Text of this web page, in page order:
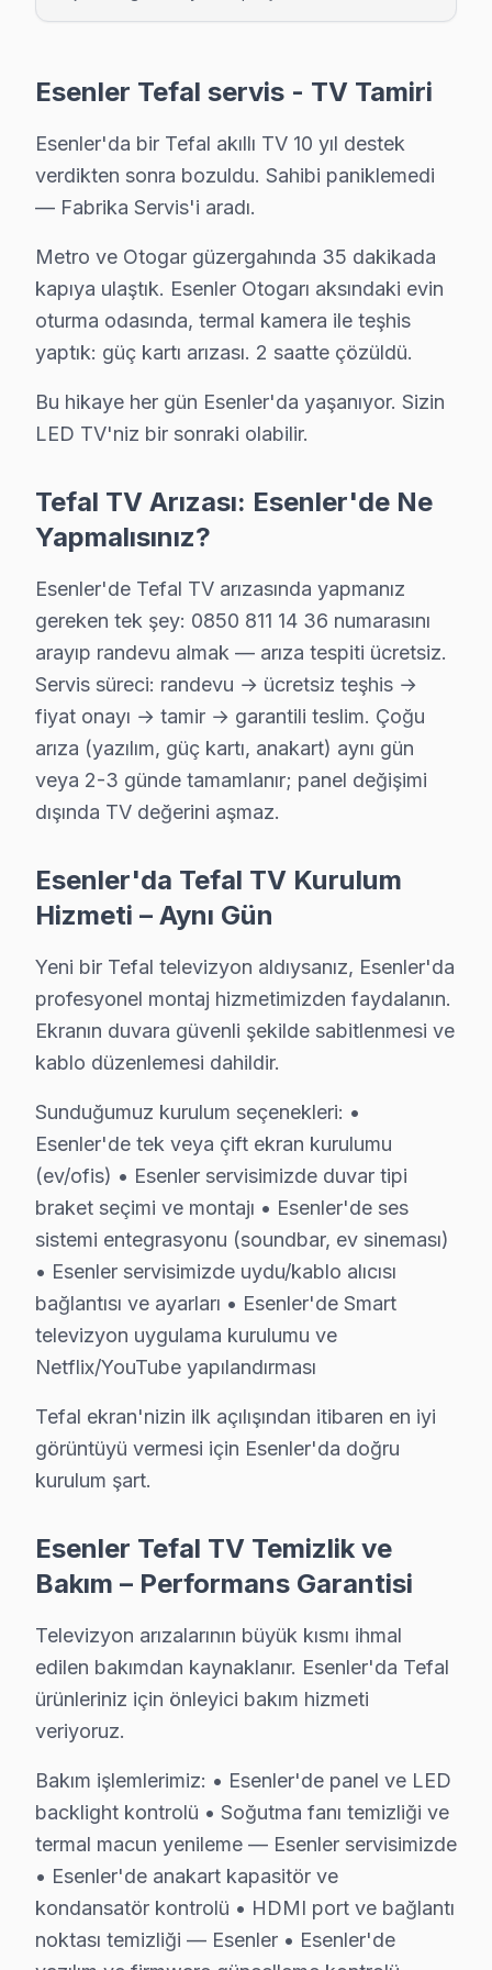
Tuna Tefal Servis
Esenler Tefal Servis →
Turgut Reis Tefal Servis
Turgut Reis sakinleri için Tefal TV tamir hizmetimiz: teşhis
Turgut Reis Tefal Anakart Tamiri →
Yavuz Selim Tefal Servis
Yavuz Selim bölgesindeki Tefal kullanıcıları için
Esenler TV Servis Merkezi →
Esenler Tefal TV Servis Hizmet Bölgesi
Esenler bölgesine kapıya gelen Tefal TV tamir servisi
Cenk D. — Tefal Servis Uzmanı
13 yıllık Tefal TV tamir deneyimi. Esenler ve çevre ilçelere
· Tefal fabrika servis sertifikası
· Orijinal ve OEM yedek parça tedarikçisi
Esenler Servis İstatistikleri
· Esenler'de465+Tefal TV tamiri
· Müşteri memnuniyeti%96
· Ortalama tamir süresi:2–3 iş günü
· Tüm işlemler
2 yıl garantili
↑ Tefal Servis Ana Sayfası
↑ Esenler TV Servis Merkezi
Esenler Yakın İlçelerde Tefal Servisi
· Bağcılar Tefal
· Bahçelievler Tefal
· Bakırköy Tefal
· Başakşehir Tefal
· Bayrampaşa Tefal
· Beşiktaş Tefal
Esenler Diğer Marka Servisleri
· Esenler Hi-Level
· Esenler iFFALCON
Esenler Tefal servis - TV Tamiri
Esenler'da bir Tefal akıllı TV 10 yıl destek
verdikten sonra bozuldu. Sahibi paniklemedi
— Fabrika Servis'i aradı.
Metro ve Otogar güzergahında 35 dakikada
kapıya ulaştık. Esenler Otogarı aksındaki evin
oturma odasında, termal kamera ile teşhis
yaptık: güç kartı arızası. 2 saatte çözüldü.
Bu hikaye her gün Esenler'da yaşanıyor. Sizin
LED TV'niz bir sonraki olabilir.
Tefal TV Arızası: Esenler'de Ne
Yapmalısınız?
Esenler'de Tefal TV arızasında yapmanız
gereken tek şey: 0850 811 14 36 numarasını
arayıp randevu almak — arıza tespiti ücretsiz.
Servis süreci: randevu → ücretsiz teşhis →
fiyat onayı → tamir → garantili teslim. Çoğu
arıza (yazılım, güç kartı, anakart) aynı gün
veya 2-3 günde tamamlanır; panel değişimi
dışında TV değerini aşmaz.
Esenler'da Tefal TV Kurulum
Hizmeti – Aynı Gün
Yeni bir Tefal televizyon aldıysanız, Esenler'da
profesyonel montaj hizmetimizden faydalanın.
Ekranın duvara güvenli şekilde sabitlenmesi ve
kablo düzenlemesi dahildir.
Sunduğumuz kurulum seçenekleri: •
Esenler'de tek veya çift ekran kurulumu
(ev/ofis) • Esenler servisimizde duvar tipi
braket seçimi ve montajı • Esenler'de ses
sistemi entegrasyonu (soundbar, ev sineması)
• Esenler servisimizde uydu/kablo alıcısı
bağlantısı ve ayarları • Esenler'de Smart
televizyon uygulama kurulumu ve
Netflix/YouTube yapılandırması
Tefal ekran'nizin ilk açılışından itibaren en iyi
görüntüyü vermesi için Esenler'da doğru
kurulum şart.
Esenler Tefal TV Temizlik ve
Bakım – Performans Garantisi
Televizyon arızalarının büyük kısmı ihmal
edilen bakımdan kaynaklanır. Esenler'da Tefal
ürünleriniz için önleyici bakım hizmeti
veriyoruz.
Bakım işlemlerimiz: • Esenler'de panel ve LED
backlight kontrolü • Soğutma fanı temizliği ve
termal macun yenileme — Esenler servisimizde
• Esenler'de anakart kapasitör ve
kondansatör kontrolü • HDMI port ve bağlantı
noktası temizliği — Esenler • Esenler'de